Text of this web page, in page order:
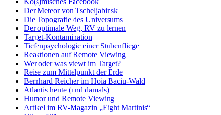
Der Meteor von Tscheljabinsk
Die Topografie des Universums
Der optimale Weg, RV zu lernen
Target-Kontamination
Tiefenpsychologie einer Stubenfliege
Reaktionen auf Remote Viewing
Wer oder was viewt im Target?
Reise zum Mittelpunkt der Erde
Bernhard Reicher im Hoia Baciu-Wald
Atlantis heute (und damals)
Humor und Remote Viewing
Artikel im RV-Magazin „Eight Martinis“